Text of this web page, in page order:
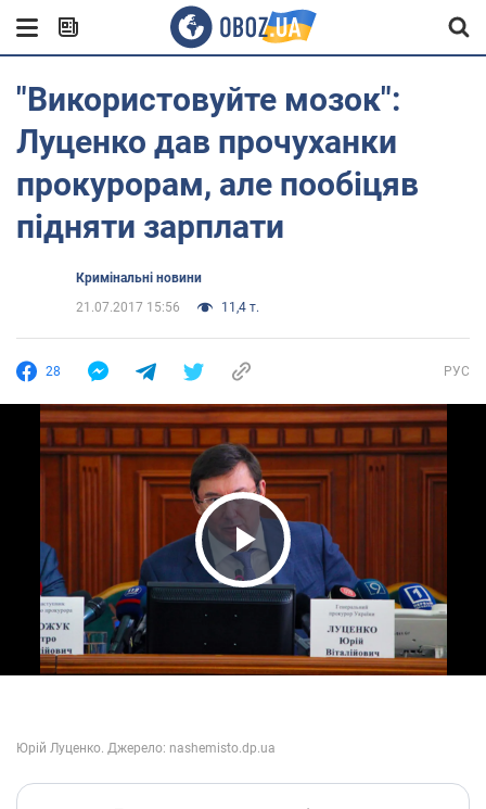
"Використовуйте мозок":
Луценко дав прочуханки
прокурорам, але пообіцяв
підняти зарплати
Кримінальні новини
21.07.2017 15:56
11,4 т.
28 РУС
Play Video